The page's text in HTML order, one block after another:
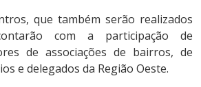
que também serão realizados
com a participação de
de associações de bairros, de
e delegados da Região Oeste.